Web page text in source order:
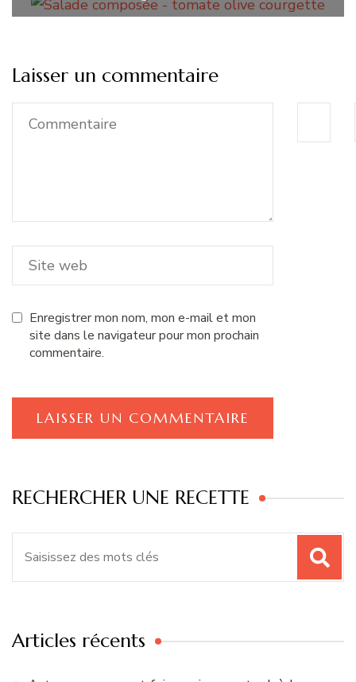
Laisser un commentaire
Enregistrer mon nom, mon e-mail et mon
site dans le navigateur pour mon prochain
commentaire.
RECHERCHER UNE RECETTE
Articles récents